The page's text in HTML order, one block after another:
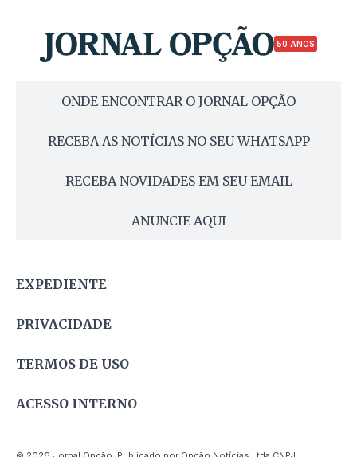
50 ANOS
ONDE ENCONTRAR O JORNAL OPÇÃO
RECEBA AS NOTÍCIAS NO SEU WHATSAPP
RECEBA NOVIDADES EM SEU EMAIL
ANUNCIE AQUI
EXPEDIENTE
PRIVACIDADE
TERMOS DE USO
ACESSO INTERNO